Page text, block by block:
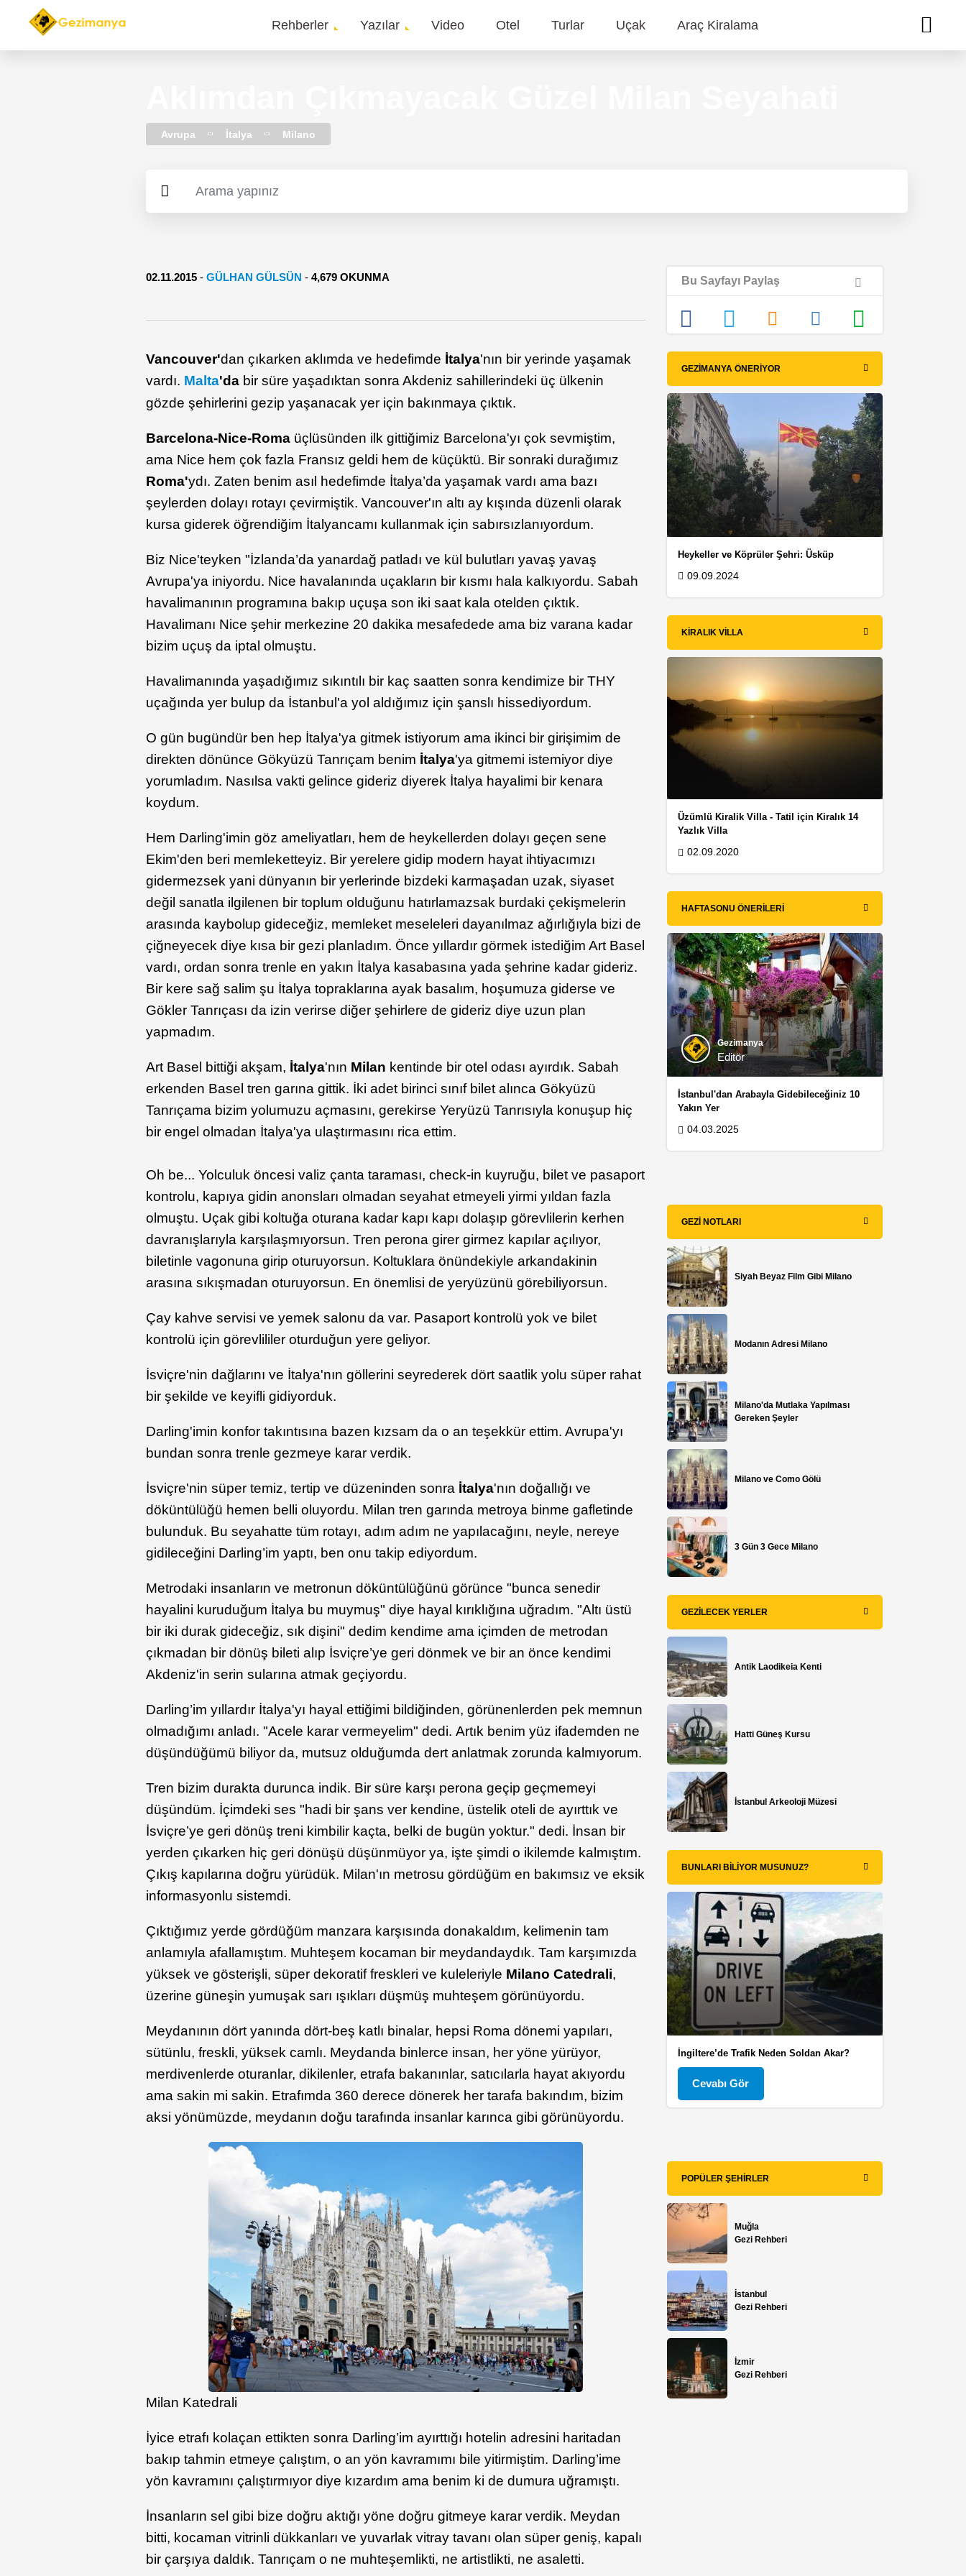
Main
Rehberler Yazılar Video Otel Turlar Uçak Araç Kiralama
Avrupa İtalya Milano
02.11.2015 -GÜLHAN GÜLSÜN -4,679 OKUNMA
Vancouver'dan çıkarken aklımda ve hedefimde İtalya'nın bir yerinde yaşamak
vardı. Malta'da bir süre yaşadıktan sonra Akdeniz sahillerindeki üç ülkenin
gözde şehirlerini gezip yaşanacak yer için bakınmaya çıktık.
Barcelona-Nice-Roma üçlüsünden ilk gittiğimiz Barcelona'yı çok sevmiştim,
ama Nice hem çok fazla Fransız geldi hem de küçüktü. Bir sonraki durağımız
Roma'ydı. Zaten benim asıl hedefimde İtalya’da yaşamak vardı ama bazı
şeylerden dolayı rotayı çevirmiştik. Vancouver'ın altı ay kışında düzenli olarak
kursa giderek öğrendiğim İtalyancamı kullanmak için sabırsızlanıyordum.
Biz Nice'teyken "İzlanda’da yanardağ patladı ve kül bulutları yavaş yavaş
Avrupa'ya iniyordu. Nice havalanında uçakların bir kısmı hala kalkıyordu. Sabah
havalimanının programına bakıp uçuşa son iki saat kala otelden çıktık.
Havalimanı Nice şehir merkezine 20 dakika mesafedede ama biz varana kadar
bizim uçuş da iptal olmuştu.
Havalimanında yaşadığımız sıkıntılı bir kaç saatten sonra kendimize bir THY
uçağında yer bulup da İstanbul'a yol aldığımız için şanslı hissediyordum.
O gün bugündür ben hep İtalya'ya gitmek istiyorum ama ikinci bir girişimim de
direkten dönünce Gökyüzü Tanrıçam benim İtalya'ya gitmemi istemiyor diye
yorumladım. Nasılsa vakti gelince gideriz diyerek İtalya hayalimi bir kenara
koydum.
Hem Darling'imin göz ameliyatları, hem de heykellerden dolayı geçen sene
Ekim'den beri memleketteyiz. Bir yerelere gidip modern hayat ihtiyacımızı
gidermezsek yani dünyanın bir yerlerinde bizdeki karmaşadan uzak, siyaset
değil sanatla ilgilenen bir toplum olduğunu hatırlamazsak burdaki çekişmelerin
arasında kaybolup gideceğiz, memleket meseleleri dayanılmaz ağırlığıyla bizi de
çiğneyecek diye kısa bir gezi planladım. Önce yıllardır görmek istediğim Art Basel
vardı, ordan sonra trenle en yakın İtalya kasabasına yada şehrine kadar gideriz.
Bir kere sağ salim şu İtalya topraklarına ayak basalım, hoşumuza giderse ve
Gökler Tanrıçası da izin verirse diğer şehirlere de gideriz diye uzun plan
yapmadım.
Art Basel bittiği akşam, İtalya'nın Milan kentinde bir otel odası ayırdık. Sabah
erkenden Basel tren garına gittik. İki adet birinci sınıf bilet alınca Gökyüzü
Tanrıçama bizim yolumuzu açmasını, gerekirse Yeryüzü Tanrısıyla konuşup hiç
bir engel olmadan İtalya'ya ulaştırmasını rica ettim.
Oh be... Yolculuk öncesi valiz çanta taraması, check-in kuyruğu, bilet ve pasaport
kontrolu, kapıya gidin anonsları olmadan seyahat etmeyeli yirmi yıldan fazla
olmuştu. Uçak gibi koltuğa oturana kadar kapı kapı dolaşıp görevlilerin kerhen
davranışlarıyla karşılaşmıyorsun. Tren perona girer girmez kapılar açılıyor,
biletinle vagonuna girip oturuyorsun. Koltuklara önündekiyle arkandakinin
arasına sıkışmadan oturuyorsun. En önemlisi de yeryüzünü görebiliyorsun.
Çay kahve servisi ve yemek salonu da var. Pasaport kontrolü yok ve bilet
kontrolü için görevlililer oturduğun yere geliyor.
İsviçre'nin dağlarını ve İtalya'nın göllerini seyrederek dört saatlik yolu süper rahat
bir şekilde ve keyifli gidiyorduk.
Darling'imin konfor takıntısına bazen kızsam da o an teşekkür ettim. Avrupa'yı
bundan sonra trenle gezmeye karar verdik.
İsviçre'nin süper temiz, tertip ve düzeninden sonra İtalya'nın doğallığı ve
döküntülüğü hemen belli oluyordu. Milan tren garında metroya binme gafletinde
bulunduk. Bu seyahatte tüm rotayı, adım adım ne yapılacağını, neyle, nereye
gidileceğini Darling’im yaptı, ben onu takip ediyordum.
Metrodaki insanların ve metronun döküntülüğünü görünce "bunca senedir
hayalini kuruduğum İtalya bu muymuş" diye hayal kırıklığına uğradım. "Altı üstü
bir iki durak gideceğiz, sık dişini" dedim kendime ama içimden de metrodan
çıkmadan bir dönüş bileti alıp İsviçre’ye geri dönmek ve bir an önce kendimi
Akdeniz'in serin sularına atmak geçiyordu.
Darling’im yıllardır İtalya'yı hayal ettiğimi bildiğinden, görünenlerden pek memnun
olmadığımı anladı. "Acele karar vermeyelim" dedi. Artık benim yüz ifademden ne
düşündüğümü biliyor da, mutsuz olduğumda dert anlatmak zorunda kalmıyorum.
Tren bizim durakta durunca indik. Bir süre karşı perona geçip geçmemeyi
düşündüm. İçimdeki ses "hadi bir şans ver kendine, üstelik oteli de ayırttık ve
İsviçre’ye geri dönüş treni kimbilir kaçta, belki de bugün yoktur." dedi. İnsan bir
yerden çıkarken hiç geri dönüşü düşünmüyor ya, işte şimdi o ikilemde kalmıştım.
Çıkış kapılarına doğru yürüdük. Milan'ın metrosu gördüğüm en bakımsız ve eksik
informasyonlu sistemdi.
Çıktığımız yerde gördüğüm manzara karşısında donakaldım, kelimenin tam
anlamıyla afallamıştım. Muhteşem kocaman bir meydandaydık. Tam karşımızda
yüksek ve gösterişli, süper dekoratif freskleri ve kuleleriyle Milano Catedrali,
üzerine güneşin yumuşak sarı ışıkları düşmüş muhteşem görünüyordu.
Meydanının dört yanında dört-beş katlı binalar, hepsi Roma dönemi yapıları,
sütünlu, freskli, yüksek camlı. Meydanda binlerce insan, her yöne yürüyor,
merdivenlerde oturanlar, dikilenler, etrafa bakanınlar, satıcılarla hayat akıyordu
ama sakin mi sakin. Etrafımda 360 derece dönerek her tarafa bakındım, bizim
aksi yönümüzde, meydanın doğu tarafında insanlar karınca gibi görünüyordu.
Milan Katedrali
İyice etrafı kolaçan ettikten sonra Darling’im ayırttığı hotelin adresini haritadan
bakıp tahmin etmeye çalıştım, o an yön kavramımı bile yitirmiştim. Darling’ime
yön kavramını çalıştırmıyor diye kızardım ama benim ki de dumura uğramıştı.
İnsanların sel gibi bize doğru aktığı yöne doğru gitmeye karar verdik. Meydan
bitti, kocaman vitrinli dükkanları ve yuvarlak vitray tavanı olan süper geniş, kapalı
bir çarşıya daldık. Tanrıçam o ne muhteşemlikti, ne artistlikti, ne asaletti.
Bu Sayfayı Paylaş
GEZIMANYA ÖNERIYOR
Heykeller ve Köprüler Şehri: Üsküp
09.09.2024
KIRALIK VILLA
Üzümlü Kiralik Villa - Tatil için Kiralık 14
Yazlık Villa
02.09.2020
HAFTASONU ÖNERILERI
Gezimanya
Editör
İstanbul'dan Arabayla Gidebileceğiniz 10
Yakın Yer
04.03.2025
GEZI NOTLARI
Siyah Beyaz Film Gibi Milano
Modanın Adresi Milano
Milano'da Mutlaka Yapılması
Gereken Şeyler
Milano ve Como Gölü
3 Gün 3 Gece Milano
GEZILECEK YERLER
Antik Laodikeia Kenti
Hatti Güneş Kursu
İstanbul Arkeoloji Müzesi
BUNLARI BILIYOR MUSUNUZ?
İngiltere’de Trafik Neden Soldan Akar?
Cevabı Gör
POPÜLER ŞEHIRLER
Muğla
Gezi Rehberi
İstanbul
Gezi Rehberi
İzmir
Gezi Rehberi